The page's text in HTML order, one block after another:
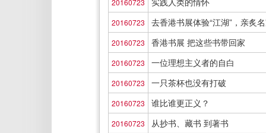
20160723
20160723 去香港书展体验“江湖”，亲炙
20160723 香港书展 把这些书带回家
20160723 一位理想主义者的自白
20160723 一只茶杯也没有打破
20160723 谁比谁更正义？
20160723 从抄书、藏书 到著书